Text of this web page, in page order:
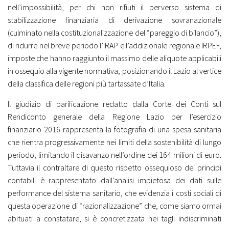
nell’impossibilità, per chi non rifiuti il perverso sistema di
stabilizzazione finanziaria di derivazione sovranazionale
(culminato nella costituzionalizzazione del “pareggio di bilancio”),
di ridurre nel breve periodo l’IRAP e l’addizionale regionale IRPEF,
imposte che hanno raggiunto il massimo delle aliquote applicabili
in ossequio alla vigente normativa, posizionando il Lazio al vertice
della classifica delle regioni più tartassate d’Italia.
Il giudizio di parificazione redatto dalla Corte dei Conti sul
Rendiconto generale della Regione Lazio per l’esercizio
finanziario 2016 rappresenta la fotografia di una spesa sanitaria
che rientra progressivamente nei limiti della sostenibilità di lungo
periodo, limitando il disavanzo nell’ordine dei 164 milioni di euro.
Tuttavia il contraltare di questo rispetto ossequioso dei principi
contabili è rappresentato dall’analisi impietosa dei dati sulle
performance del sistema sanitario, che evidenzia i costi sociali di
questa operazione di “razionalizzazione” che, come siamo ormai
abituati a constatare, si è concretizzata nei tagli indiscriminati